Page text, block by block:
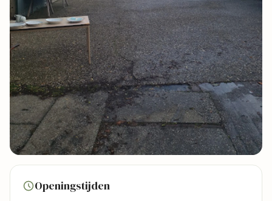
Bekijk kaart
Openingstijden